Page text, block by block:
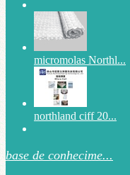
micromolas Northl...
northland ciff 20...
base de conhecime...